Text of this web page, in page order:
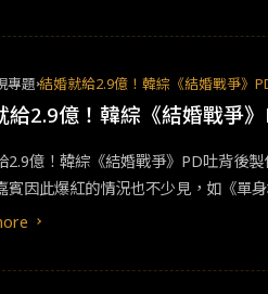
這樣生病了。清太沒辦法只好開始出
。最後清太將節子的骨灰放入水果糖
和哀悼。《我就要你好好的 Me
聰明又熱愛生活，卻因為這場車禍讓
打算完成和父母的約定---活著六個月
保留在最完美的時刻。《七號房的禮
專題 結婚就給2.9億！韓綜《結婚戰爭》
給2.9億！韓綜《結婚戰爭
2.9億！韓綜《結婚戰爭》PD吐背後
賓因此爆紅的情況也不少見，如《單
韓國，近期一檔真人實境秀更掀起話題